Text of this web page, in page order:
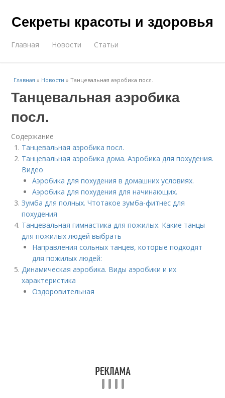
Секреты красоты и здоровья
Главная Новости Статьи
Главная » Новости »Танцевальная аэробика посл.
Танцевальная аэробика
посл.
Содержание
Танцевальная аэробика посл.
Танцевальная аэробика дома. Аэробика для похудения.
Видео
Аэробика для похудения в домашних условиях.
Аэробика для похудения для начинающих.
Зумба для полных. Чтотакое зумба-фитнес для
похудения
Танцевальная гимнастика для пожилых. Какие танцы
для пожилых людей выбрать
Направления сольных танцев, которые подходят
для пожилых людей:
Динамическая аэробика. Виды аэробики и их
характеристика
Оздоровительная